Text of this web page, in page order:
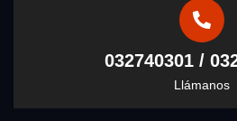
032740301 /
Llámanos